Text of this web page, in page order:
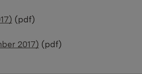
(pdf)
2017) (pdf)